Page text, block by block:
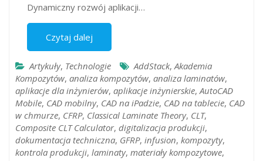
Dynamiczny rozwój aplikacji…
Czytaj dalej
Artykuły, Technologie AddStack,Akademia
Kompozytów, analiza kompozytów, analiza laminatów,
aplikacje dla inżynierów, aplikacje inżynierskie,AutoCAD
Mobile, CAD mobilny, CAD na iPadzie, CAD na tablecie, CAD
w chmurze, CFRP, Classical Laminate Theory, CLT,
Composite CLT Calculator, digitalizacja produkcji,
dokumentacja techniczna, GFRP, infusion, kompozyty,
kontrola produkcji, laminaty, materiały kompozytowe,